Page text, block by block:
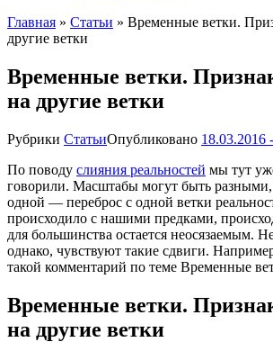
Главная » Статьи » Временные ветки.
другие ветки
Временные ветки.
на другие ветки
Рубрики СтатьиОпубликовано 18.03.2016
По поводу слияния реальностей мы тут
говорили. Масштабы могут быть разными,
одной — переброс с одной ветки
происходило с нашими предками,
для большинства остается неосязаемым.
однако, чувствуют такие сдвиги.
такой комментарий по теме Временные
Временные ветки.
на другие ветки